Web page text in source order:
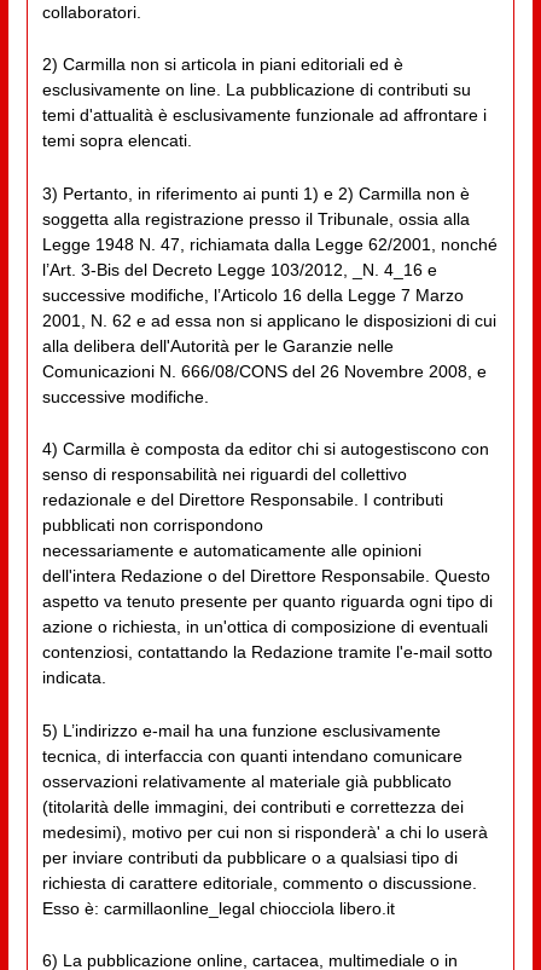
collaboratori.
2) Carmilla non si articola in piani editoriali ed è
esclusivamente on line. La pubblicazione di contributi su
temi d'attualità è esclusivamente funzionale ad affrontare i
temi sopra elencati.
3) Pertanto, in riferimento ai punti 1) e 2) Carmilla non è
soggetta alla registrazione presso il Tribunale, ossia alla
Legge 1948 N. 47, richiamata dalla Legge 62/2001, nonché
l’Art. 3-Bis del Decreto Legge 103/2012, _N. 4_16 e
successive modifiche, l’Articolo 16 della Legge 7 Marzo
2001, N. 62 e ad essa non si applicano le disposizioni di cui
alla delibera dell'Autorità per le Garanzie nelle
Comunicazioni N. 666/08/CONS del 26 Novembre 2008, e
successive modifiche.
4) Carmilla è composta da editor chi si autogestiscono con
senso di responsabilità nei riguardi del collettivo
redazionale e del Direttore Responsabile. I contributi
pubblicati non corrispondono
necessariamente e automaticamente alle opinioni
dell'intera Redazione o del Direttore Responsabile. Questo
aspetto va tenuto presente per quanto riguarda ogni tipo di
azione o richiesta, in un'ottica di composizione di eventuali
contenziosi, contattando la Redazione tramite l'e-mail sotto
indicata.
5) L’indirizzo e-mail ha una funzione esclusivamente
tecnica, di interfaccia con quanti intendano comunicare
osservazioni relativamente al materiale già pubblicato
(titolarità delle immagini, dei contributi e correttezza dei
medesimi), motivo per cui non si risponderà' a chi lo userà
per inviare contributi da pubblicare o a qualsiasi tipo di
richiesta di carattere editoriale, commento o discussione.
Esso è: carmillaonline_legal chiocciola libero.it
6) La pubblicazione online, cartacea, multimediale o in